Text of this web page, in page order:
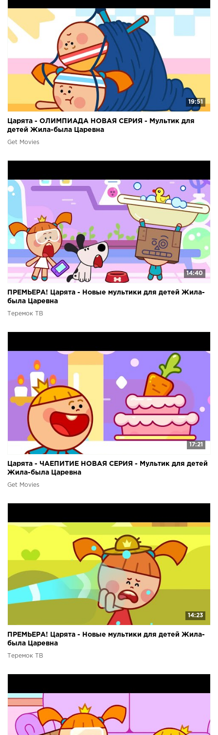
19:51
Царята - ОЛИМПИАДА НОВАЯ СЕРИЯ - Мультик для
детей Жила-была Царевна
Get Movies
14:40
ПРЕМЬЕРА! Царята - Новые мультики для детей Жила-
была Царевна
Теремок ТВ
17:21
Царята - ЧАЕПИТИЕ НОВАЯ СЕРИЯ - Мультик для детей
Жила-была Царевна
Get Movies
14:23
ПРЕМЬЕРА! Царята - Новые мультики для детей Жила-
была Царевна
Теремок ТВ